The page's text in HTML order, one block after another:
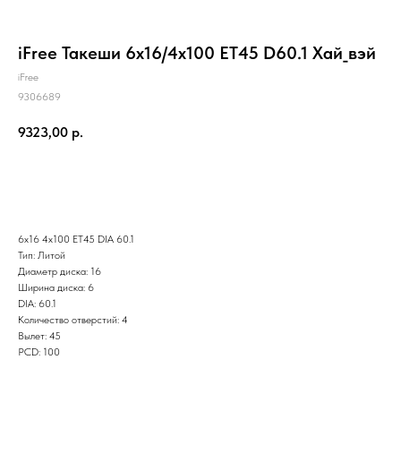
iFree Такеши 6x16/4x100 ET45 D60.1 Хай_вэй
iFree
9306689
9323,00 р.
6x16 4x100 ET45 DIA 60.1
Тип: Литой
Диаметр диска: 16
Ширина диска: 6
DIA: 60.1
Количество отверстий: 4
Вылет: 45
PCD: 100